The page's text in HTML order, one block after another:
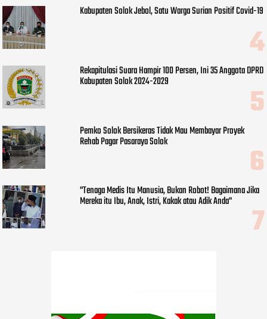
Kabupaten Solok Jebol, Satu Warga Surian Positif Covid-19
Rekapitulasi Suara Hampir 100 Persen, Ini 35 Anggota DPRD
Kabupaten Solok 2024-2029
Pemko Solok Bersikeras Tidak Mau Membayar Proyek
Rehab Pagar Pasaraya Solok
"Tenaga Medis Itu Manusia, Bukan Robot! Bagaimana Jika
Mereka itu Ibu, Anak, Istri, Kakak atau Adik Anda"